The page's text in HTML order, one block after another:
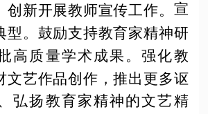
创新开展教师宣传工作。 宣
型。鼓励支持教育家精神研
高质量学术成果。强化教
文艺作品创作，推出更多讴
弘扬教育家精神的文艺精